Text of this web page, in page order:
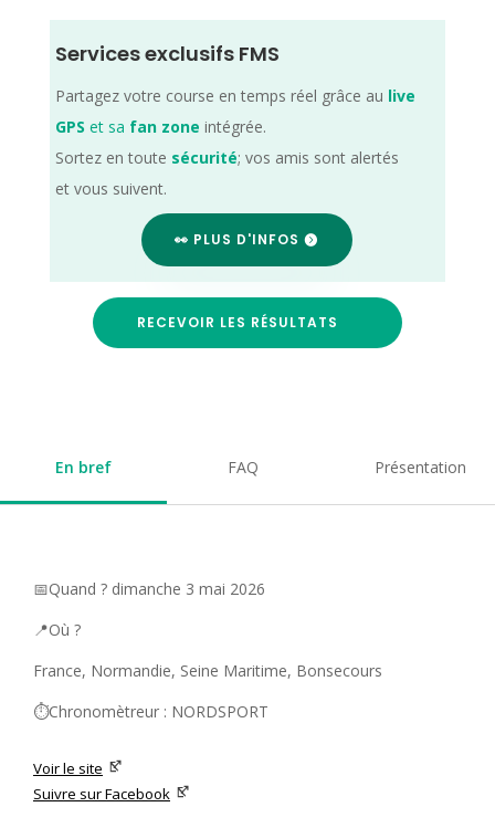
Services exclusifs FMS
Partagez votre course en temps réel grâce au live
GPS et sa fan zone intégrée.
Sortez en toute sécurité; vos amis sont alertés
et vous suivent.
👀 PLUS D'INFOS
RECEVOIR LES RÉSULTATS
En bref FAQ Présentation
📅Quand ? dimanche 3 mai 2026
📍Où ?
France, Normandie, Seine Maritime, Bonsecours
⏱️Chronomètreur : NORDSPORT
Voir le site
Suivre sur Facebook